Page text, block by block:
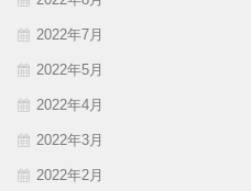
2022年7月
2022年5月
2022年4月
2022年3月
2022年2月